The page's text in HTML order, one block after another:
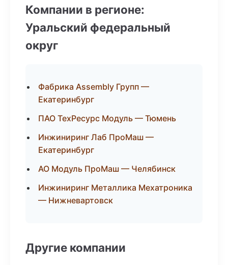
Компании в регионе:
Уральский федеральный
округ
Фабрика Assembly Групп —
Екатеринбург
ПАО ТехРесурс Модуль — Тюмень
Инжиниринг Лаб ПроМаш —
Екатеринбург
АО Модуль ПроМаш — Челябинск
Инжиниринг Металлика Мехатроника
— Нижневартовск
Другие компании